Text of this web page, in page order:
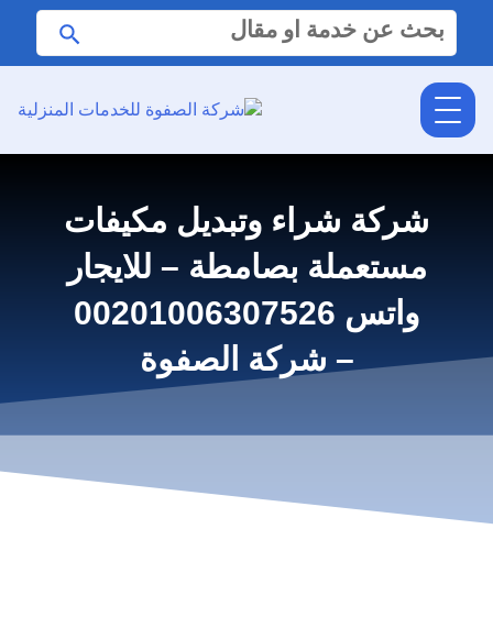
البحث
عن:
شركة شراء وتبديل مكيفات
مستعملة بصامطة – للايجار
واتس 00201006307526
– شركة الصفوة